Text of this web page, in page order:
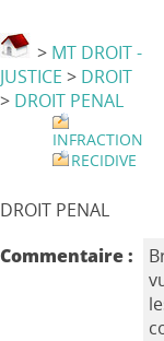
> MT DROIT -
JUSTICE > DROIT
> DROIT PENAL
INFRACTION
RECIDIVE
DROIT PENAL
Commentaire :